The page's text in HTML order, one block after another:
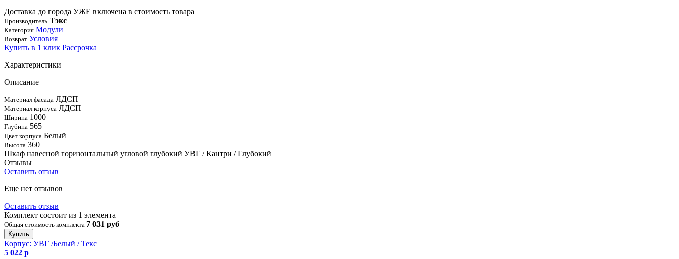
Доставка до города УЖЕ включена в стоимость товара
Производитель Тэкс
Категория Модули
Возврат Условия
Купить в 1 клик Рассрочка
Характеристики
Описание
Материал фасада ЛДСП
Материал корпуса ЛДСП
Ширина 1000
Глубина 565
Цвет корпуса Белый
Высота 360
Шкаф навесной горизонтальный угловой глубокий УВГ / Кантри / Глубокий
Отзывы
Оставить отзыв
Еще нет отзывов
Оставить отзыв
Комплект состоит из 1 элемента
Общая стоимость комплекта 7 031 руб
Купить
Корпус: УВГ /Белый / Текс
5 022 р